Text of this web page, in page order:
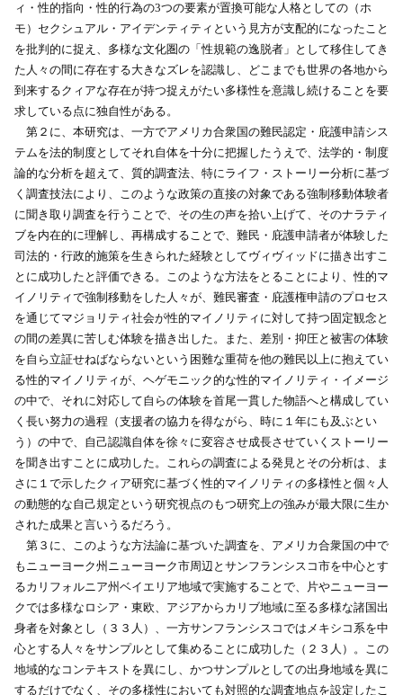
ィ・性的指向・性的行為の3つの要素が置換可能な人格としての（ホ
モ）セクシュアル・アイデンティティという見方が支配的になったこと
を批判的に捉え、多様な文化圏の「性規範の逸脱者」として移住してき
た人々の間に存在する大きなズレを認識し、どこまでも世界の各地から
到来するクィアな存在が持つ捉えがたい多様性を意識し続けることを要
求している点に独自性がある。
第２に、本研究は、一方でアメリカ合衆国の難民認定・庇護申請シス
テムを法的制度としてそれ自体を十分に把握したうえで、法学的・制度
論的な分析を超えて、質的調査法、特にライフ・ストーリー分析に基づ
く調査技法により、このような政策の直接の対象である強制移動体験者
に聞き取り調査を行うことで、その生の声を拾い上げて、そのナラティ
ブを内在的に理解し、再構成することで、難民・庇護申請者が体験した
司法的・行政的施策を生きられた経験としてヴィヴィッドに描き出すこ
とに成功したと評価できる。このような方法をとることにより、性的マ
イノリティで強制移動をした人々が、難民審査・庇護権申請のプロセス
を通じてマジョリティ社会が性的マイノリティに対して持つ固定観念と
の間の差異に苦しむ体験を描き出した。また、差別・抑圧と被害の体験
を自ら立証せねばならないという困難な重荷を他の難民以上に抱えてい
る性的マイノリティが、ヘゲモニック的な性的マイノリティ・イメージ
の中で、それに対応して自らの体験を首尾一貫した物語へと構成してい
く長い努力の過程（支援者の協力を得ながら、時に１年にも及ぶとい
う）の中で、自己認識自体を徐々に変容させ成長させていくストーリー
を聞き出すことに成功した。これらの調査による発見とその分析は、ま
さに１で示したクィア研究に基づく性的マイノリティの多様性と個々人
の動態的な自己規定という研究視点のもつ研究上の強みが最大限に生か
された成果と言いうるだろう。
第３に、このような方法論に基づいた調査を、アメリカ合衆国の中で
もニューヨーク州ニューヨーク市周辺とサンフランシスコ市を中心とす
るカリフォルニア州ベイエリア地域で実施することで、片やニューヨー
クでは多様なロシア・東欧、アジアからカリブ地域に至る多様な諸国出
身者を対象とし（３３人）、一方サンフランシスコではメキシコ系を中
心とする人々をサンプルとして集めることに成功した（２３人）。この
地域的なコンテキストを異にし、かつサンプルとしての出身地域を異に
するだけでなく、その多様性においても対照的な調査地点を設定したこ